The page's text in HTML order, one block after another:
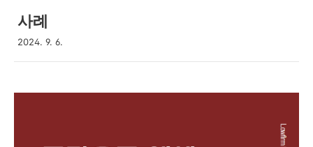
사례
2024. 9. 6.